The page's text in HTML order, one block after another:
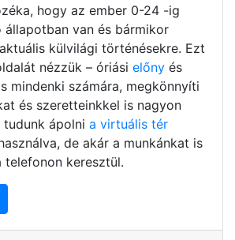
hogy az ember 0-24 -ig
állapotban van és bármikor
külvilági történésekre. Ezt
nézzük – óriási előny és
mindenki számára, megkönnyíti
és szeretteinkkel is nagyon
ápolni a virtuális tér
de akár a munkánkat is
telefonon keresztül.